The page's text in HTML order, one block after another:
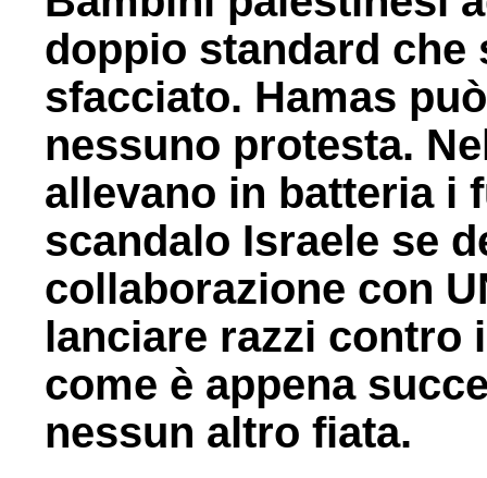
doppio standard che
sfacciato. Hamas
nessuno protesta.
allevano in batteria i
scandalo Israele se
collaborazione con
lanciare razzi contro
come è appena
nessun altro fiata.